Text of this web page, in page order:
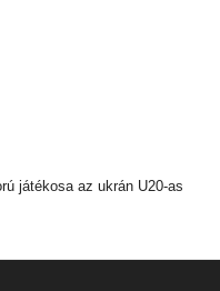
játékosa az ukrán U20-as